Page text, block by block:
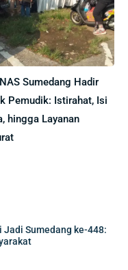
Sumedang Hadir
Pemudik: Istirahat, Isi
hingga Layanan
Jadi Sumedang ke-448: